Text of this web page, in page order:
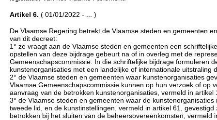
Artikel 6. ( 01/01/2022 - ... )
De Vlaamse Regering betrekt de Vlaamse steden en gemeenten
van dit decreet:
1° ze vraagt aan de Vlaamse steden en gemeenten een
opstellen van deze bijdrage gebeurt na of in overleg met de
Gemeenschapscommissie. In die schriftelijke bijdrage formuleren
kunstenorganisaties met een landelijke of internationale
2° de Vlaamse steden en gemeenten waar kunstenorganisaties
Vlaamse Gemeenschapscommissie kunnen op hun verzoek of
aanvraag van de betrokken kunstenorganisaties, vermeld in artikel
3° de Vlaamse steden en gemeenten waar de
tweede lid, en de kunstinstellingen, vermeld in artikel 61,
betrokken bij het sluiten van de beheersovereenkomsten,